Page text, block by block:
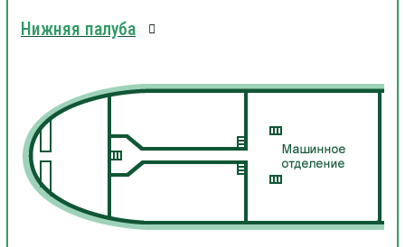
Нижняя палуба